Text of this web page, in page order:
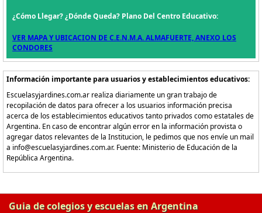
¿Cómo Llegar? ¿Dónde Queda? Plano Del Centro Educativo:
VER MAPA Y UBICACION DE C.E.N.M.A. ALMAFUERTE, ANEXO LOS
CONDORES
Información importante para usuarios y establecimientos educativos:
Escuelasyjardines.com.ar realiza diariamente un gran trabajo de
recopilación de datos para ofrecer a los usuarios información precisa
acerca de los establecimientos educativos tanto privados como estatales de
Argentina. En caso de encontrar algún error en la información provista o
agregar datos relevantes de la Institucion, le pedimos que nos envíe un mail
a info@escuelasyjardines.com.ar. Fuente: Ministerio de Educación de la
República Argentina.
Guia de colegios y escuelas en Argentina